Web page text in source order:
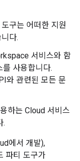
구는 어떠한 지원
다.
서비스와 함
사용합니다.
와 관련된 모든 문
하는 Cloud 서비스
.
에서 개발),
파티 도구가